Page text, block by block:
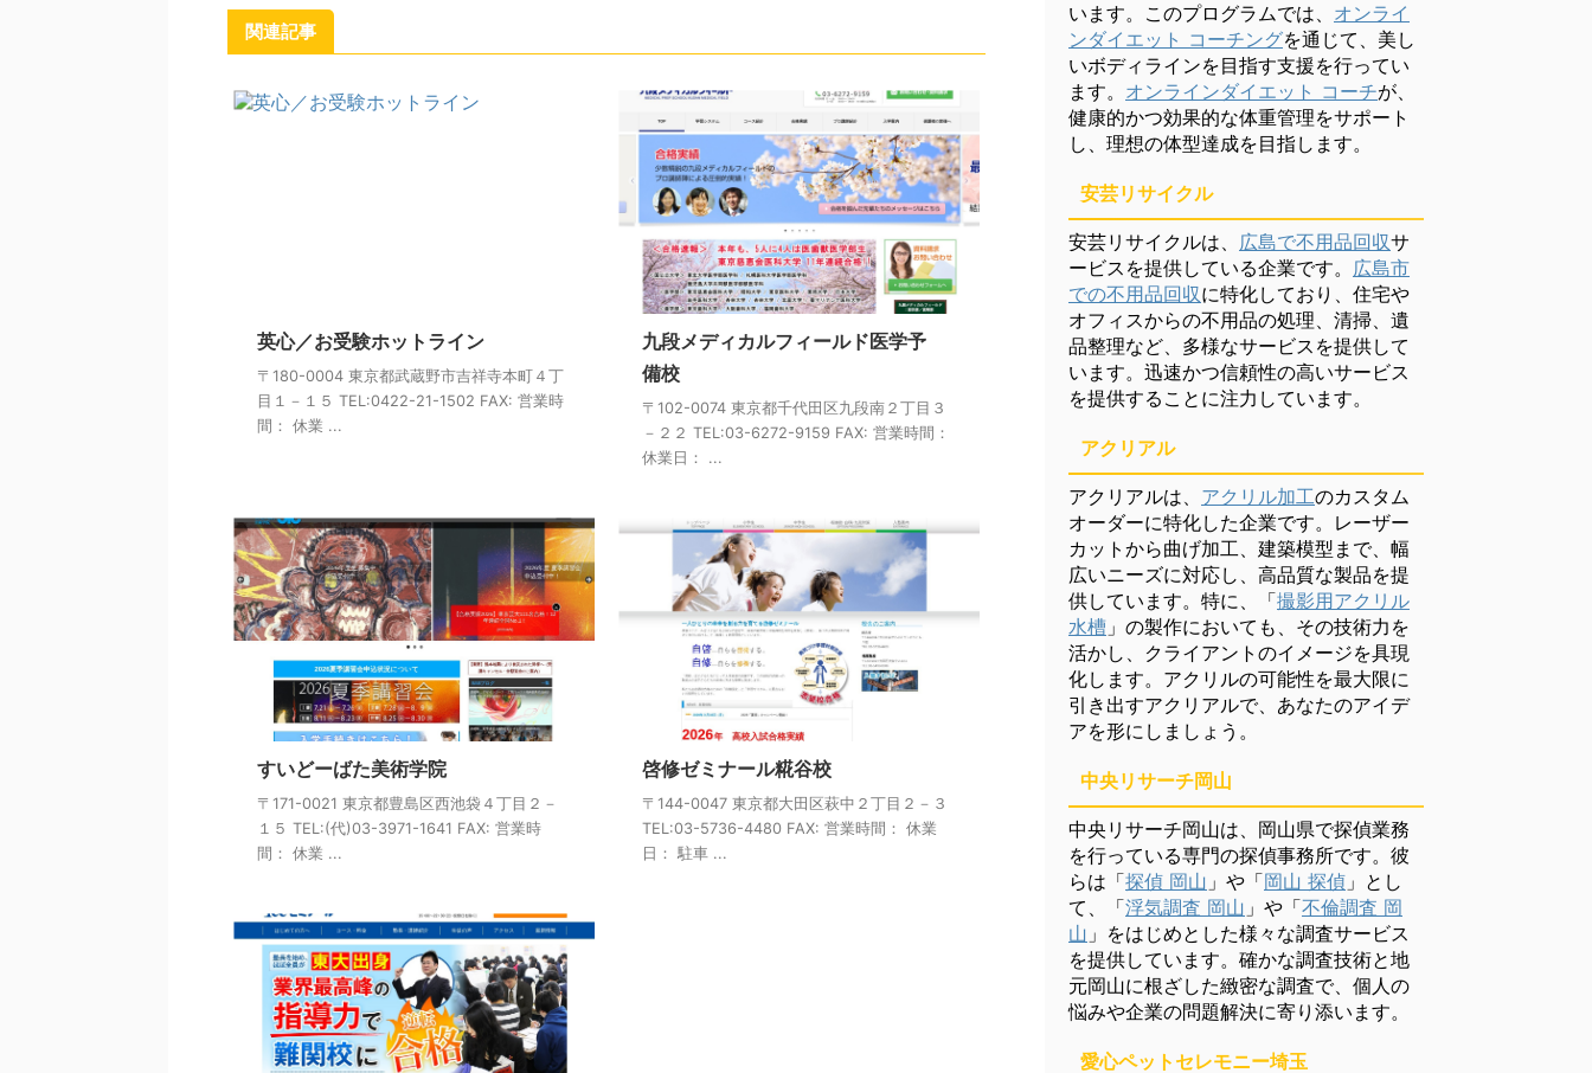
関連記事
英心／お受験ホットライン
〒180-0004 東京都武蔵野市吉祥寺本町４丁
目１－１５ TEL:0422-21-1502 FAX: 営業時
間： 休業 ...
九段メディカルフィールド医学予
備校
〒102-0074 東京都千代田区九段南２丁目３
－２２ TEL:03-6272-9159 FAX: 営業時間：
休業日： ...
すいどーばた美術学院
〒171-0021 東京都豊島区西池袋４丁目２－
１５ TEL:(代)03-3971-1641 FAX: 営業時
間： 休業 ...
啓修ゼミナール糀谷校
〒144-0047 東京都大田区萩中２丁目２－３
TEL:03-5736-4480 FAX: 営業時間： 休業
日： 駐車 ...
います。このプログラムでは、 オンライ
ンダイエット コーチングを通じて、美し
いボディラインを目指す支援を行ってい
ます。 オンラインダイエット コーチが、
健康的かつ効果的な体重管理をサポート
し、理想の体型達成を目指します。
安芸リサイクル
安芸リサイクルは、 広島で不用品回収サ
ービスを提供している企業です。 広島市
での不用品回収に特化しており、住宅や
オフィスからの不用品の処理、清掃、遺
品整理など、多様なサービスを提供して
います。迅速かつ信頼性の高いサービス
を提供することに注力しています。
アクリアル
アクリアルは、 アクリル加工のカスタム
オーダーに特化した企業です。レーザー
カットから曲げ加工、建築模型まで、幅
広いニーズに対応し、高品質な製品を提
供しています。特に、「撮影用アクリル
水槽 」の製作においても、その技術力を
活かし、クライアントのイメージを具現
化します。アクリルの可能性を最大限に
引き出すアクリアルで、あなたのアイデ
アを形にしましょう。
中央リサーチ岡山
中央リサーチ岡山は、岡山県で探偵業務
を行っている専門の探偵事務所です。彼
らは「探偵 岡山 」や「岡山 探偵 」とし
て、「浮気調査 岡山 」や「不倫調査 岡
山 」をはじめとした様々な調査サービス
を提供しています。確かな調査技術と地
元岡山に根ざした緻密な調査で、個人の
悩みや企業の問題解決に寄り添います。
愛心ペットセレモニー埼玉